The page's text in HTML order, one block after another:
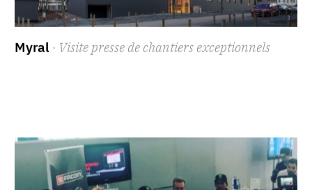
Myral · Visite presse de chantiers exceptionnels